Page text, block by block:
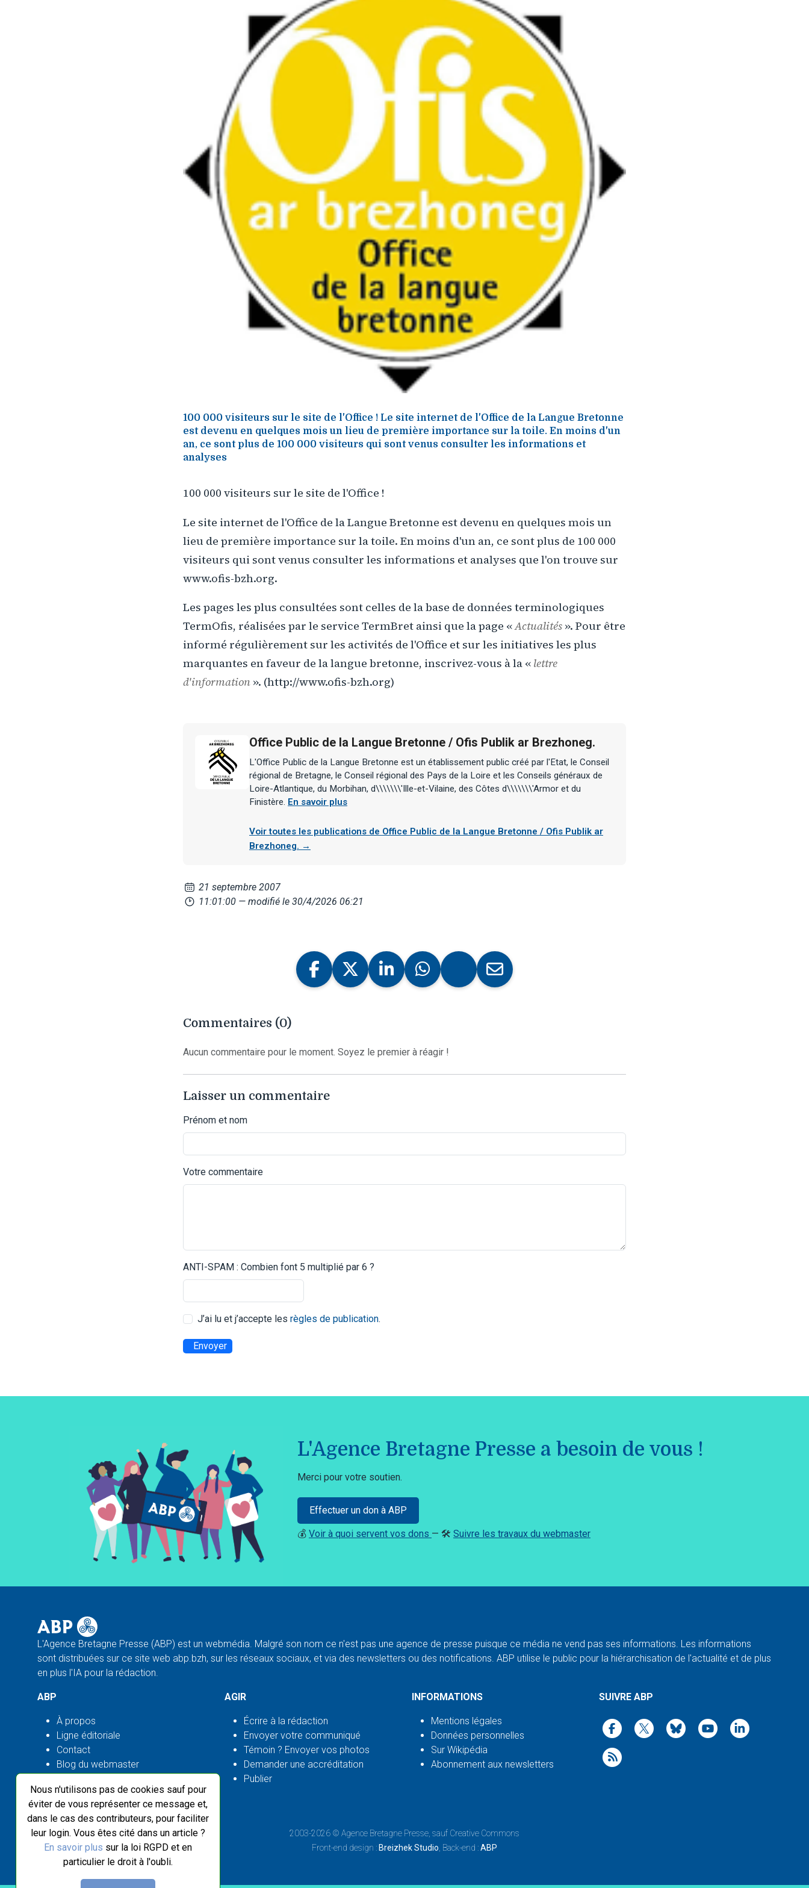
Nous n'utilisons pas de cookies sauf pour
éviter de vous représenter ce message et,
dans le cas des contributeurs, pour faciliter
leur login. Vous êtes cité dans un article ?
En savoir plus sur la loi RGPD et en
particulier le droit à l'oubli.
100 000 visiteurs sur le site de l'Office ! Le site internet de l'Office de la Langue Bretonne
est devenu en quelques mois un lieu de première importance sur la toile. En moins d'un
an, ce sont plus de 100 000 visiteurs qui sont venus consulter les informations et
analyses
100 000 visiteurs sur le site de l'Office !
Le site internet de l'Office de la Langue Bretonne est devenu en quelques mois un
lieu de première importance sur la toile. En moins d'un an, ce sont plus de 100 000
visiteurs qui sont venus consulter les informations et analyses que l'on trouve sur
www.ofis-bzh.org.
Les pages les plus consultées sont celles de la base de données terminologiques
TermOfis, réalisées par le service TermBret ainsi que la page «Actualités ». Pour être
informé régulièrement sur les activités de l'Office et sur les initiatives les plus
marquantes en faveur de la langue bretonne, inscrivez-vous à la « lettre
d'information ». (http://www.ofis-bzh.org)
Office Public de la Langue Bretonne / Ofis Publik ar Brezhoneg.
L'Office Public de la Langue Bretonne est un établissement public créé par l'Etat, le Conseil
régional de Bretagne, le Conseil régional des Pays de la Loire et les Conseils généraux de
Loire-Atlantique, du Morbihan, d\\\\\\\'Ille-et-Vilaine, des Côtes d\\\\\\\'Armor et du
Finistère. En savoir plus
Voir toutes les publications de Office Public de la Langue Bretonne / Ofis Publik ar
Brezhoneg. →
21 septembre 2007
11:01:00 — modifié le 30/4/2026 06:21
Commentaires (0)
Aucun commentaire pour le moment. Soyez le premier à réagir !
Laisser un commentaire
Prénom et nom
Votre commentaire
ANTI-SPAM : Combien font 5 multiplié par 6 ?
J’ai lu et j’accepte les règles de publication.
Envoyer
L'Agence Bretagne Presse a besoin de vous !
Merci pour votre soutien.
Effectuer un don à ABP
💰 Voir à quoi servent vos dons — 🛠️ Suivre les travaux du webmaster
L'Agence Bretagne Presse (ABP) est un webmédia. Malgré son nom ce n'est pas une agence de presse puisque ce média ne vend pas ses informations. Les informations
sont distribuées sur ce site web abp.bzh, sur les réseaux sociaux, et via des newsletters ou des notifications. ABP utilise le public pour la hiérarchisation de l'actualité et de plus
en plus l'IA pour la rédaction.
ABP
À propos
Ligne éditoriale
Contact
Blog du webmaster
AGIR
Écrire à la rédaction
Envoyer votre communiqué
Témoin ? Envoyer vos photos
Demander une accréditation
Publier
INFORMATIONS
Mentions légales
Données personnelles
Sur Wikipédia
Abonnement aux newsletters
SUIVRE ABP
2003-2026 © Agence Bretagne Presse , sauf Creative Commons
Front-end design : Breizhek Studio , Back-end :ABP